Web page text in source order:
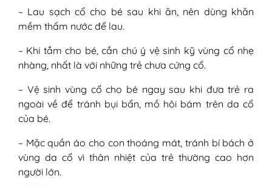
– Lau sạch cổ cho bé sau khi ăn, nên dùng khăn
mềm thấm nước để lau.
– Khi tắm cho bé, cần chú ý vệ sinh kỹ vùng cổ nhẹ
nhàng, nhất là với những trẻ chưa cứng cổ.
– Vệ sinh vùng cổ cho bé ngay sau khi đưa trẻ ra
ngoài về để tránh bụi bẩn, mồ hôi bám trên da cổ
của bé.
– Mặc quần áo cho con thoáng mát, tránh bí bách ở
vùng da cổ vì thân nhiệt của trẻ thường cao hơn
người lớn.